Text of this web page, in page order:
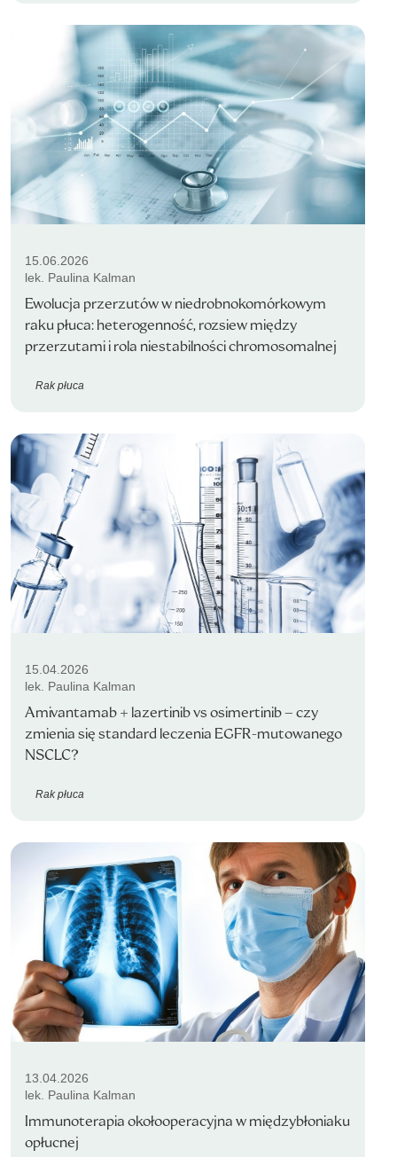
15.06.2026
lek. Paulina Kalman
Ewolucja przerzutów w niedrobnokomórkowym
raku płuca: heterogenność, rozsiew między
przerzutami i rola niestabilności chromosomalnej
Rak płuca
15.04.2026
lek. Paulina Kalman
Amivantamab + lazertinib vs osimertinib – czy
zmienia się standard leczenia EGFR-mutowanego
NSCLC?
Rak płuca
13.04.2026
lek. Paulina Kalman
Immunoterapia okołooperacyjna w międzybłoniaku
opłucnej